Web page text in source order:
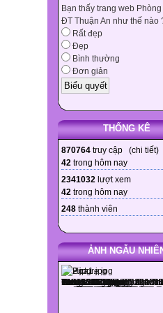
Bạn thấy trang web
ĐT Thuận An như thế nào
Rất đẹp
Đẹp
Bình thường
Đơn giản
THỐNG KÊ
870764 truy cập (chi tiết)
42 trong hôm nay
2341032 lượt xem
42 trong hôm nay
248 thành viên
ẢNH NGẪU